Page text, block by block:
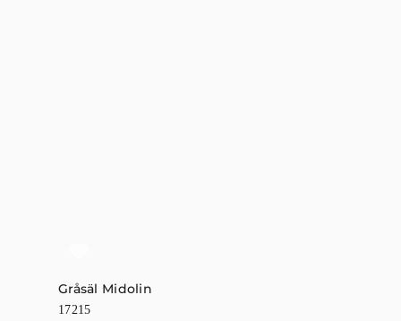
Gråsäl Midolin
17215